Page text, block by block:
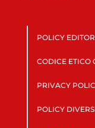
POLICY
CODICE ETICO
PRIVACY
POLICY